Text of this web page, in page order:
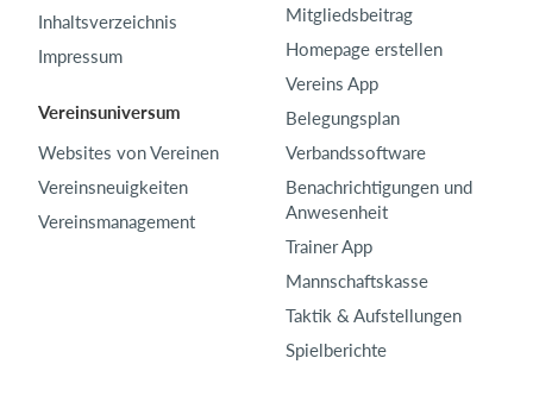
Inhaltsverzeichnis
Impressum
Vereinsuniversum
Websites von Vereinen
Vereinsneuigkeiten
Vereinsmanagement
Mitgliedsbeitrag
Homepage erstellen
Vereins App
Belegungsplan
Verbandssoftware
Benachrichtigungen und
Anwesenheit
Trainer App
Mannschaftskasse
Taktik & Aufstellungen
Spielberichte